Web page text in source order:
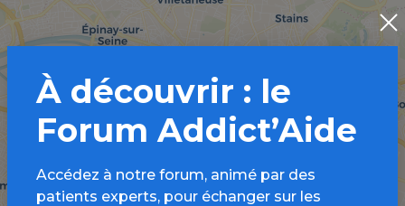
À découvrir : le
Forum Addict’Aide
Accédez à notre forum, animé par des
patients experts, pour échanger sur les